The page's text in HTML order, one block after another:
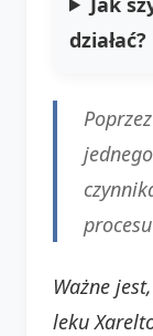
działać?
Ważne
leku